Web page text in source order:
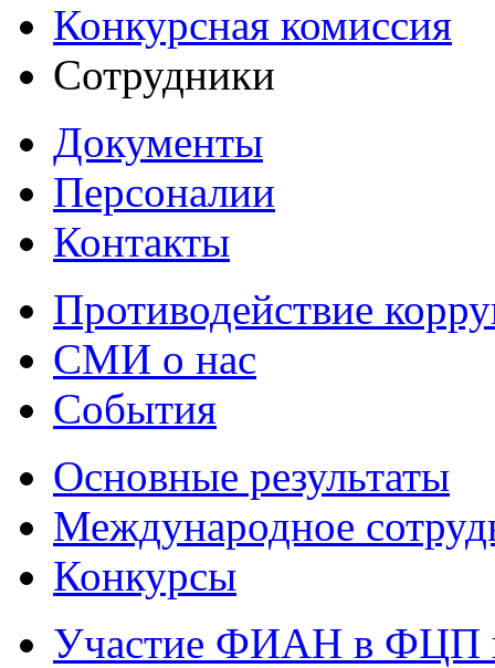
Конкурсная комиссия
Сотрудники
Документы
Персоналии
Контакты
Противодействие
СМИ о нас
События
Основные результаты
Международное
Конкурсы
Участие ФИАН в ФЦП